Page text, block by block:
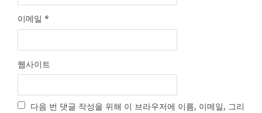
이메일 *
웹사이트
다음 번 댓글 작성을 위해 이 브라우저에 이름, 이메일, 그리